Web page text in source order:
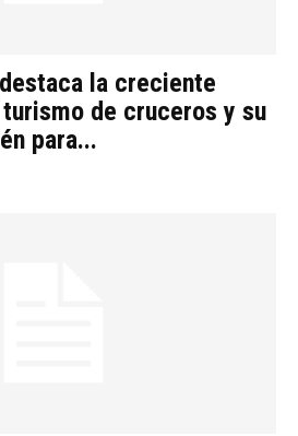
destaca la creciente
de cruceros y su
para...